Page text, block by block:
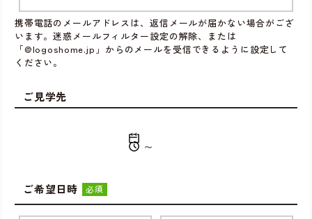
携帯電話のメールアドレスは、返信メールが届かない場合がござ
います。迷惑メールフィルター設定の解除、または
「@logoshome.jp」からのメールを受信できるように設定して
ください。
ご見学先
〜
ご希望日時 必須